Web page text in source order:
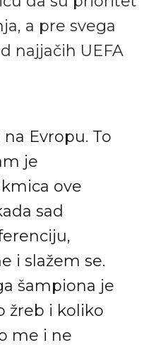
a pre svega
najjačih UEFA
Evropu. To
je
ove
sad
i slažem se.
šampiona je
žreb i koliko
me i ne